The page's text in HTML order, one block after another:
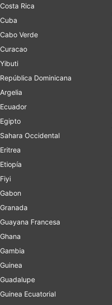
Costa Rica
Cuba
Cabo Verde
Curacao
Yibuti
República Dominicana
Argelia
Ecuador
Egipto
Sahara Occidental
Eritrea
Etiopía
Fiyi
Gabon
Granada
Guayana Francesa
Ghana
Gambia
Guinea
Guadalupe
Guinea Ecuatorial